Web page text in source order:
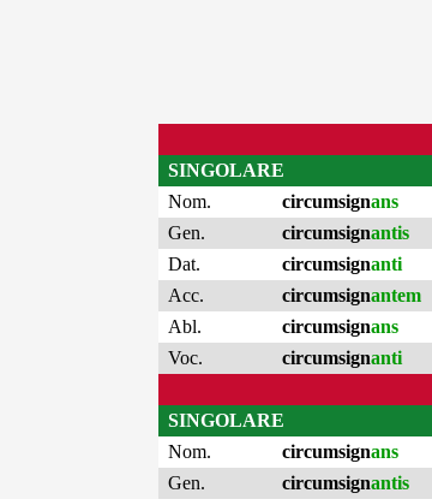
SINGOLARE
Nom.
circumsignans
Gen.
circumsignantis
Dat.
circumsignanti
Acc.
circumsignantem
Abl.
circumsignans
Voc.
circumsignanti
SINGOLARE
Nom.
circumsignans
Gen.
circumsignantis